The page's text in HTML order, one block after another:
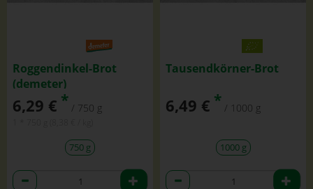
Roggendinkel-Brot
(demeter)
6,29 € * / 750 g
750 g
Anzahl
Tausendkörner-Brot
6,49 € * / 1000 g
1000 g
Anzahl